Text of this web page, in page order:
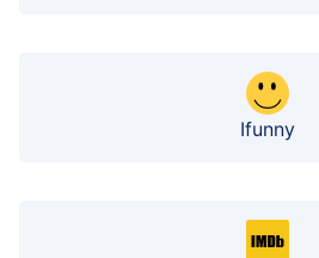
Ifunny